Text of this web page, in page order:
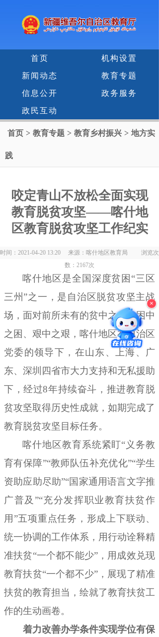
首页 机构设置
新闻动态 教育专题
信息公开 政务服务
政民互动
首页 > 教育专题 > 教育乡村振兴 > 地方实
践
咬定青山不放松全面实现
教育脱贫攻坚——喀什地
区教育脱贫攻坚工作纪实
时间：2021-04-20 13:20 来源：喀什地区教育局 浏览次
数： 2167次
喀什地区是全国深度贫困 “三区
三州 ”之一 ， 是自治区脱贫攻坚主战
场，面对前所未有的贫中之贫、困中
之困、艰中之艰 ， 喀什地区在自治区
党委的领导下，在山东、上海、广
东、深圳四省市大力支持和无私援助
下 ，经过8年持续奋斗 ， 推进教育脱
贫攻坚取得历史性成就 ， 如期完成了
教育脱贫攻坚目标任务。
喀什地区教育系统紧盯“ 义务教
育有保障”“教师队伍补充优化”“学生
资助应助尽助”“国家通用语言文字推
广普及 ”“充分发挥职业教育扶贫作
用 ”五项重点任务 ， 形成上下联动、
统一协调的工作体系，用行动诠释精
准扶贫“一个都不能少”， 用成效兑现
教育扶贫“一个都不少”， 展现了精准
扶贫的教育担当，绘就了教育扶贫工
作的生动画卷。
着力改善办学条件实现学位有保
×